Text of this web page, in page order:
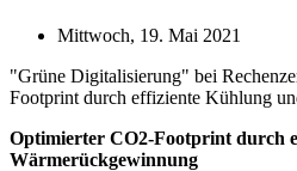
Mittwoch, 19. Mai 2021
"Grüne Digitalisierung" bei
Footprint durch effiziente Kühlung
Optimierter CO2-Footprint durch
Wärmerückgewinnung